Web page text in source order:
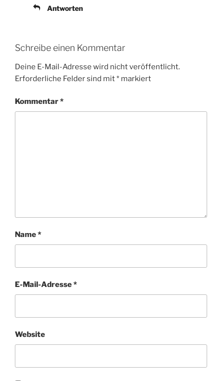
Antworten
Schreibe einen Kommentar
Deine E-Mail-Adresse wird nicht veröffentlicht.
Erforderliche Felder sind mit* markiert
Kommentar*
Name*
E-Mail-Adresse*
Website